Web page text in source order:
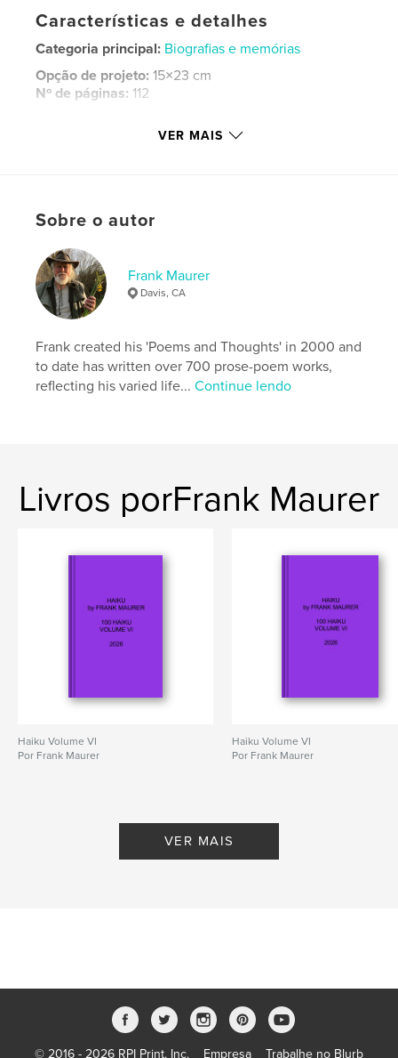
Características e detalhes
Categoria principal: Biografias e memórias
Opção de projeto:15×23 cm
Nº de páginas: 112
Capa mole: 9798240679568
Palavras-chavee
VER MAIS
Sobre o autor
Frank Maurer
Davis, CA
Frank created his 'Poems and Thoughts' in 2000 and
to date has written over 700 prose-poem works,
reflecting his varied life...Continue lendo
Livros porFrank Maurer
Haiku Volume VI
Por Frank Maurer
Haiku Volume VI
Por Frank Maurer
VER MAIS
© 2016 - 2026 RPI Print, Inc. Empresa Trabalhe no Blurb